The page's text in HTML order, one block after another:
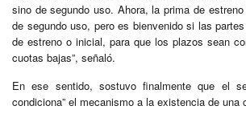
sino de segundo uso. Ahora, la prima de
de segundo uso, pero es bienvenido si las
de estreno o inicial, para que los plazos sean
cuotas bajas”, señaló.
En ese sentido, sostuvo finalmente que el
condiciona” el mecanismo a la existencia de una